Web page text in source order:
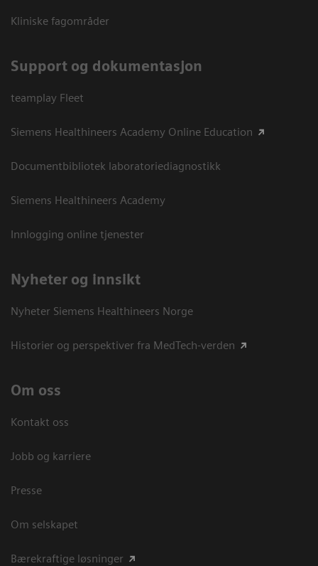
Kliniske fagområder
Support og dokumentasjon
teamplay Fleet
Siemens Healthineers Academy Online Education
Documentbibliotek laboratoriediagnostikk
Siemens Healthineers Academy
Innlogging online tjenester
Nyheter og innsikt
Nyheter Siemens Healthineers Norge
Historier og perspektiver fra MedTech-verden
Om oss
Kontakt oss
Jobb og karriere
Presse
Om selskapet
Bærekraftige løsninger